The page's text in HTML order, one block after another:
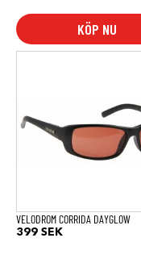
KÖP NU
VELODROM CORRIDA DAYGLOW
399 SEK